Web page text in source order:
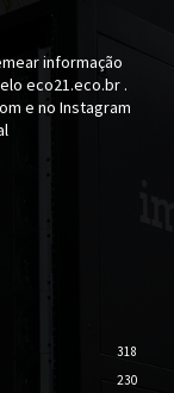
informação
eco21.eco.br .
e no Instagram
318
230